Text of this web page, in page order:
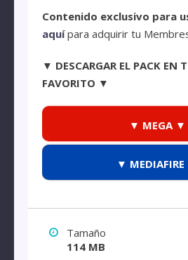
Contenido exclusivo para
aquípara adquirir tu
▼ DESCARGAR EL PACK EN
FAVORITO ▼
▼ MEGA ▼
▼
Tamaño
114 MB